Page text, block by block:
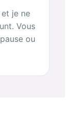
je ne
Vous
ou